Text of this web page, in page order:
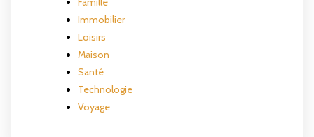
Immobilier
Loisirs
Maison
Santé
Technologie
Voyage